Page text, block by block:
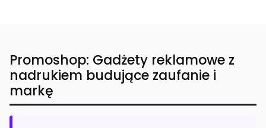
Promoshop: Gadżety reklamowe z
nadrukiem budujące zaufanie i
markę